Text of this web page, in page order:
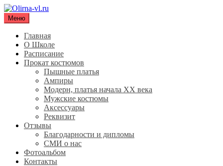
Перейти
содержимому
Olirna-vl.ru
Школа исторического танца "Олирна"
Меню
Главная
О Школе
Расписание
Прокат костюмов
Пышные платья
Ампиры
Модерн, платья начала XX века
Мужские костюмы
Аксессуары
Реквизит
Отзывы
Благодарности и дипломы
СМИ о нас
Фотоальбом
Контакты